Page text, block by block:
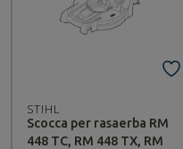
STIHL
Scocca per rasaerba RM
448 TC, RM 448 TX, RM